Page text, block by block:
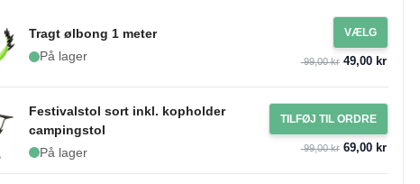
Tragt ølbong 1 meter
På lager
VÆLG
99,00 kr49,00 kr
Festivalstol sort inkl. kopholder
campingstol
På lager
TILFØJ TIL ORDRE
99,00 kr69,00 kr